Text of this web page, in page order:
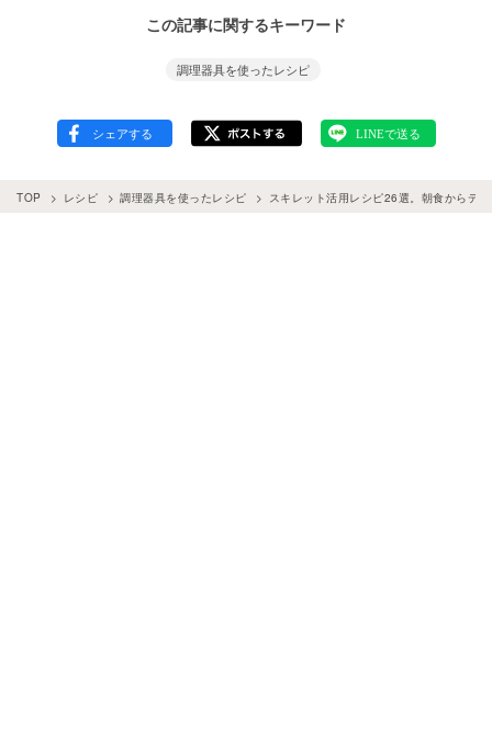
この記事に関するキーワード
調理器具を使ったレシピ
TOP レシピ 調理器具を使ったレシピ スキレット活用レシピ26選。朝食からデ